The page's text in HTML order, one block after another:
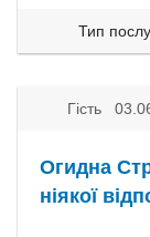
Тип
Гість
Огидна
ніякої